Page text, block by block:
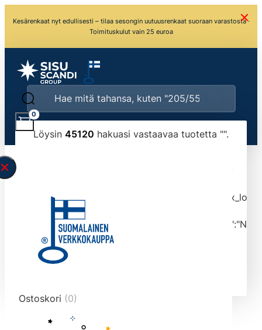
Kesärenkaat nyt edullisesti – tilaa sesongin uutuusrenkaat suoraan varastosta ·
Toimituskulut vain 25 euroa
Löysin 45120 hakuasi vastaavaa tuotetta "".
typed the search query correctly.<br>Currently
tmlmvi","meta_query":
data-original-query-vars="[]" data-page="1"
data-max-pages="4512" data-start="1" data-
end="10">
0
Ostoskori (0)